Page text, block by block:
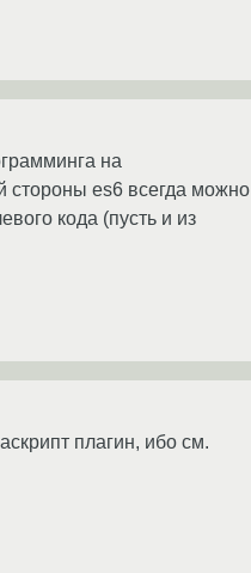
на
стороны es6 всегда можно
кода (пусть и из
плагин, ибо см.